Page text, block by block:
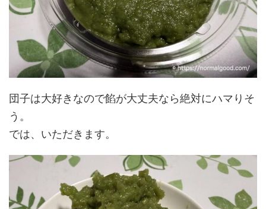
団子は大好きなので餡が大丈夫なら絶対にハマりそ
う。
では、いただきます。